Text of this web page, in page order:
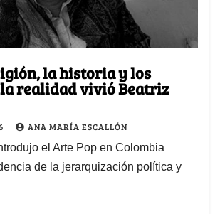
la historia y los
la realidad vivió Beatriz
ANA MARÍA ESCALLÓN
el Arte Pop en Colombia
de la jerarquización política y